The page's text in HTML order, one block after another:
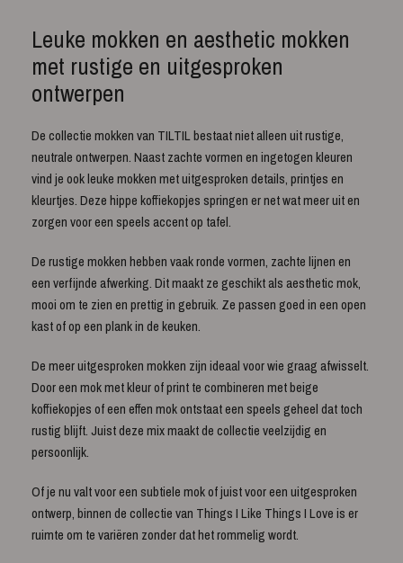
Leuke mokken en aesthetic mokken
met rustige en uitgesproken
ontwerpen
De collectie mokken van TILTIL bestaat niet alleen uit rustige,
neutrale ontwerpen. Naast zachte vormen en ingetogen kleuren
vind je ook leuke mokken met uitgesproken details, printjes en
kleurtjes. Deze hippe koffiekopjes springen er net wat meer uit en
zorgen voor een speels accent op tafel.
De rustige mokken hebben vaak ronde vormen, zachte lijnen en
een verfijnde afwerking. Dit maakt ze geschikt als aesthetic mok,
mooi om te zien en prettig in gebruik. Ze passen goed in een open
kast of op een plank in de keuken.
De meer uitgesproken mokken zijn ideaal voor wie graag afwisselt.
Door een mok met kleur of print te combineren met beige
koffiekopjes of een effen mok ontstaat een speels geheel dat toch
rustig blijft. Juist deze mix maakt de collectie veelzijdig en
persoonlijk.
Of je nu valt voor een subtiele mok of juist voor een uitgesproken
ontwerp, binnen de collectie van Things I Like Things I Love is er
ruimte om te variëren zonder dat het rommelig wordt.